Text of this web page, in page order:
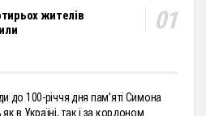
жителів
до 100-річчя дня пам’яті Симона
в Україні, так і за кордоном